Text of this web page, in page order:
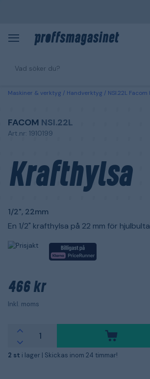
Maskiner & verktyg Handverktyg NSI.22L
FACOM NSI.22L
Art.nr: 1910199
Krafthylsa
1/2", 22mm
En 1/2" krafthylsa på 22 mm för
466 kr
Inkl. moms
2 st i lager | Skickas inom 24 timmar!